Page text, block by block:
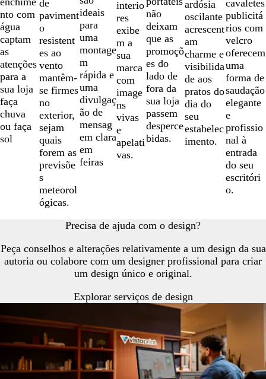
nto com
água
captam
as
atenções
para a
sua loja
faça
chuva
ou faça
sol
de
paviment
o
resistent
es ao
vento
mantêm-
se firmes
no
exterior,
sejam
quais
forem as
previsõe
s
meteorol
ógicas.
ideais
para
uma
montage
m
rápida e
uma
divulgaç
ão de
mensag
em clara
em
feiras
interio
res
exibe
m a
sua
marca
com
image
ns
vivas
e
apelati
vas.
não
deixam
que as
promoçõ
es do
lado de
fora da
sua loja
passem
desperce
bidas.
ardósia
oscilante
acrescent
am
charme e
visibilida
de aos
pratos do
dia do
seu
estabelec
imento.
cavaletes
publicitá
rios com
velcro
oferecem
uma
forma de
saudação
elegante
e
profissio
nal à
entrada
do seu
escritóri
o.
Precisa de ajuda com o design?
Peça conselhos e alterações relativamente a um design da sua
autoria ou colabore com um designer profissional para criar
um design único e original.
Explorar serviços de design